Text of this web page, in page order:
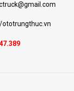
ototrungthuc.vn